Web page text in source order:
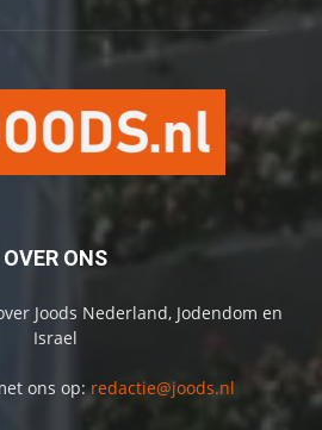
OVER ONS
Joods Nederland, Jodendom en
Israel
ons op: redactie@joods.nl